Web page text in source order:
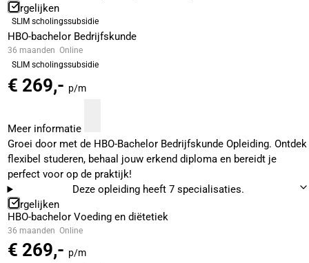
Vergelijken
SLIM scholingssubsidie
HBO-bachelor Bedrijfskunde
36 maanden Online
SLIM scholingssubsidie
€ 269,- p/m
Meer informatie
Groei door met de HBO-Bachelor Bedrijfskunde Opleiding. Ontdek
flexibel studeren, behaal jouw erkend diploma en bereidt je
perfect voor op de praktijk!
Deze opleiding heeft 7 specialisaties.
Vergelijken
HBO-bachelor Voeding en diëtetiek
36 maanden Online
€ 269,- p/m